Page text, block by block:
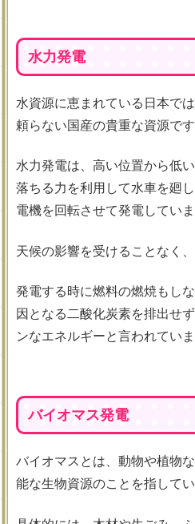
水力発電
水資源に恵まれている日本で
頼らない国産の貴重な資源です
水力発電は、高い位置から低
落ちる力を利用して水車を廻
電機を回転させて発電していま
天候の影響を受けることなく
発電する時に燃料の燃焼もし
因となる二酸化炭素を排出せ
ンなエネルギーと言われていま
バイオマス発電
バイオマスとは、動物や植物
能な生物資源のことを指してい